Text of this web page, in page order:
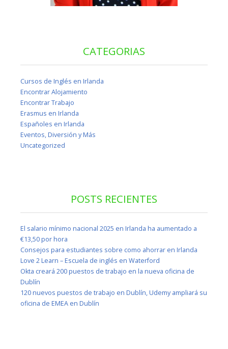
CATEGORIAS
Cursos de Inglés en Irlanda
Encontrar Alojamiento
Encontrar Trabajo
Erasmus en Irlanda
Españoles en Irlanda
Eventos, Diversión y Más
Uncategorized
POSTS RECIENTES
El salario mínimo nacional 2025 en Irlanda ha aumentado a
€13,50 por hora
Consejos para estudiantes sobre como ahorrar en Irlanda
Love 2 Learn – Escuela de inglés en Waterford
Okta creará 200 puestos de trabajo en la nueva oficina de
Dublín
120 nuevos puestos de trabajo en Dublín, Udemy ampliará su
oficina de EMEA en Dublín